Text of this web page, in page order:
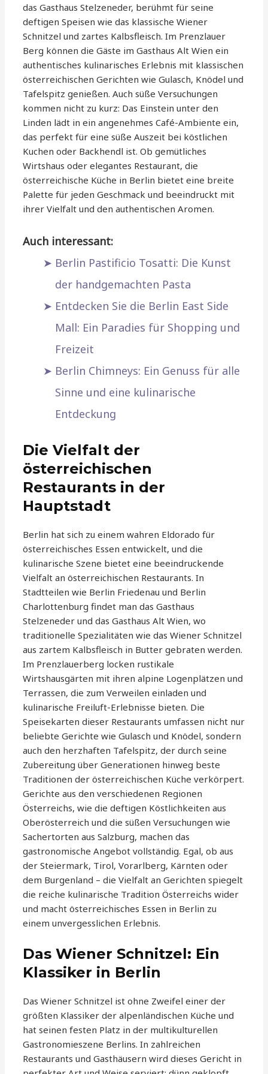
das Gasthaus Stelzeneder, berühmt für seine
deftigen Speisen wie das klassische Wiener
Schnitzel und zartes Kalbsfleisch. Im Prenzlauer
Berg können die Gäste im Gasthaus Alt Wien ein
authentisches kulinarisches Erlebnis mit klassischen
österreichischen Gerichten wie Gulasch, Knödel und
Tafelspitz genießen. Auch süße Versuchungen
kommen nicht zu kurz: Das Einstein unter den
Linden lädt in ein angenehmes Café-Ambiente ein,
das perfekt für eine süße Auszeit bei köstlichen
Kuchen oder Backhendl ist. Ob gemütliches
Wirtshaus oder elegantes Restaurant, die
österreichische Küche in Berlin bietet eine breite
Palette für jeden Geschmack und beeindruckt mit
ihrer Vielfalt und den authentischen Aromen.
Auch interessant:
Berlin Pastificio Tosatti: Die Kunst
der handgemachten Pasta
Entdecken Sie die Berlin East Side
Mall: Ein Paradies für Shopping und
Freizeit
Berlin Chimneys: Ein Genuss für alle
Sinne und eine kulinarische
Entdeckung
Die Vielfalt der
österreichischen
Restaurants in der
Hauptstadt
Berlin hat sich zu einem wahren Eldorado für
österreichisches Essen entwickelt, und die
kulinarische Szene bietet eine beeindruckende
Vielfalt an österreichischen Restaurants. In
Stadtteilen wie Berlin Friedenau und Berlin
Charlottenburg findet man das Gasthaus
Stelzeneder und das Gasthaus Alt Wien, wo
traditionelle Spezialitäten wie das Wiener Schnitzel
aus zartem Kalbsfleisch in Butter gebraten werden.
Im Prenzlauerberg locken rustikale
Wirtshausgärten mit ihren alpine Logenplätzen und
Terrassen, die zum Verweilen einladen und
kulinarische Freiluft-Erlebnisse bieten. Die
Speisekarten dieser Restaurants umfassen nicht nur
beliebte Gerichte wie Gulasch und Knödel, sondern
auch den herzhaften Tafelspitz, der durch seine
Zubereitung über Generationen hinweg beste
Traditionen der österreichischen Küche verkörpert.
Gerichte aus den verschiedenen Regionen
Österreichs, wie die deftigen Köstlichkeiten aus
Oberösterreich und die süßen Versuchungen wie
Sachertorten aus Salzburg, machen das
gastronomische Angebot vollständig. Egal, ob aus
der Steiermark, Tirol, Vorarlberg, Kärnten oder
dem Burgenland – die Vielfalt an Gerichten spiegelt
die reiche kulinarische Tradition Österreichs wider
und macht österreichisches Essen in Berlin zu
einem unvergesslichen Erlebnis.
Das Wiener Schnitzel: Ein
Klassiker in Berlin
Das Wiener Schnitzel ist ohne Zweifel einer der
größten Klassiker der alpenländischen Küche und
hat seinen festen Platz in der multikulturellen
Gastronomieszene Berlins. In zahlreichen
Restaurants und Gasthäusern wird dieses Gericht in